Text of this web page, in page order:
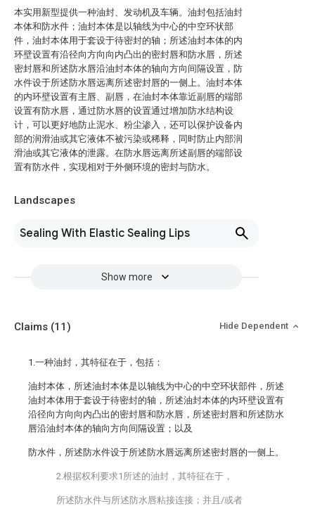
本实用新型提供一种油封、发动机及车辆。油封包括油封
本体和防水件；油封本体是以轴线为中心的中空环状部
件，油封本体用于套设于待密封的轴；所述油封本体的内
环壁设置有沿径向方向向内凸出的密封唇和防水唇，所述
密封唇和所述防水唇沿油封本体的轴向方向间隔设置，防
水件设于所述防水唇远离所述密封唇的一侧上。油封本体
的内环壁设置有主唇、副唇，在油封本体靠近副唇的端部
设置有防水唇，通过防水唇的设置通过增加防水结构设
计，可以更好地防止泥水、粉尘渗入，还可以保护设备内
部的润滑油或其它液体不被污染或稀释，同时防止内部润
滑油或其它液体的泄露。在防水唇远离所述副唇的端部设
置有防水件，实现相对于外侧环境的密封与防水。
Landscapes
Sealing With Elastic Sealing Lips
Show more
Claims (11) Hide Dependent
1.一种油封，其特征在于，包括：
油封本体，所述油封本体是以轴线为中心的中空环状部件，所述
油封本体用于套设于待密封的轴，所述油封本体的内环壁设置有
沿径向方向向内凸出的密封唇和防水唇，所述密封唇和所述防水
唇沿油封本体的轴向方向间隔设置；以及
防水件，所述防水件设于所述防水唇远离所述密封唇的一侧上。
2.根据权利要求1所述的油封，其特征在于，
所述防水件与所述防水唇粘接连接；并且/或者